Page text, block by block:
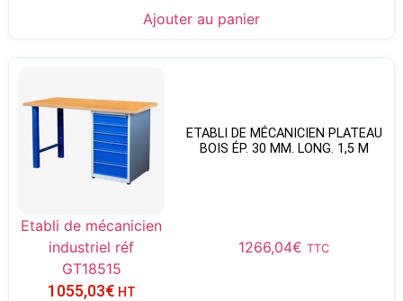
Ajouter au panier
ETABLI DE MÉCANICIEN PLATEAU
BOIS ÉP. 30 MM. LONG. 1,5 M
Etabli de mécanicien
industriel réf
GT18515
1266,04€ TTC
1055,03€ HT